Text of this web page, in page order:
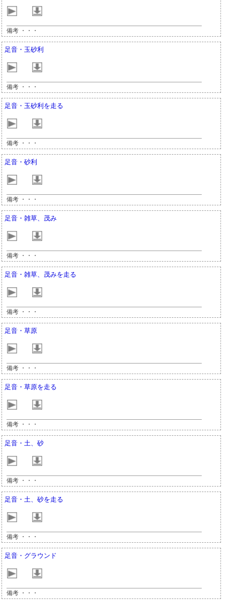
備考 ・・・
足音・玉砂利
備考 ・・・
足音・玉砂利を走る
備考 ・・・
足音・砂利
備考 ・・・
足音・雑草、茂み
備考 ・・・
足音・雑草、茂みを走る
備考 ・・・
足音・草原
備考 ・・・
足音・草原を走る
備考 ・・・
足音・土、砂
備考 ・・・
足音・土、砂を走る
備考 ・・・
足音・グラウンド
備考 ・・・